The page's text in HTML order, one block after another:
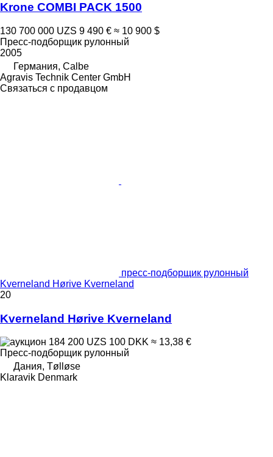
Krone COMBI PACK 1500
130 700 000 UZS 9 490 € ≈ 10 900 $
Пресс-подборщик рулонный
2005
Германия, Calbe
Agravis Technik Center GmbH
Связаться с продавцом
пресс-подборщик рулонный
Kverneland Hørive Kverneland
20
Kverneland Hørive Kverneland
184 200 UZS 100 DKK ≈ 13,38 €
Пресс-подборщик рулонный
Дания, Tølløse
Klaravik Denmark